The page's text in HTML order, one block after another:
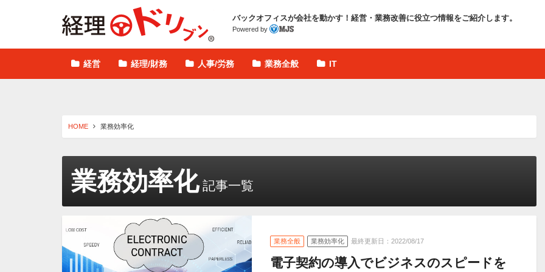
バックオフィスが会社を動かす！ 経営・業務改善に役立つ情報をご紹介します。
Powered by
経営 経理/財務 人事/労務 業務全般 IT
HOME 業務効率化
業務効率化記事一覧
業務全般 業務効率化 最終更新日：2022/08/17
電子契約の導入でビジネスのスピードを